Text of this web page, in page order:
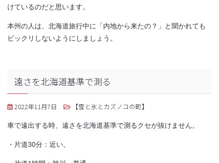
けているのだと思います。
本州の人は、北海道旅行中に「内地から来たの？」と聞かれても
ビックリしないようにしましょう。
遠さを北海道基準で測る
2022年11月7日 【雪と氷とカズノコの町】
車で遠出する時、遠さを北海道基準で測るクセが抜けません。
・片道30分：近い。